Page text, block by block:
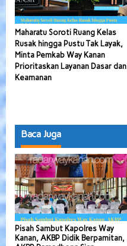
Maharatu Soroti Ruang Kelas
Rusak hingga Pustu Tak Layak,
Minta Pemkab Way Kanan
Prioritaskan Layanan Dasar dan
Keamanan
Baca Juga
Pisah Sambut Kapolres Way
Kanan, AKBP Didik Berpamitan,